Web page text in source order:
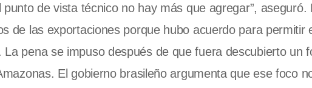
de vista técnico no hay más que agregar”, aseguró.
de las exportaciones porque hubo acuerdo para permitir
pena se impuso después de que fuera descubierto un
El gobierno brasileño argumenta que ese foco